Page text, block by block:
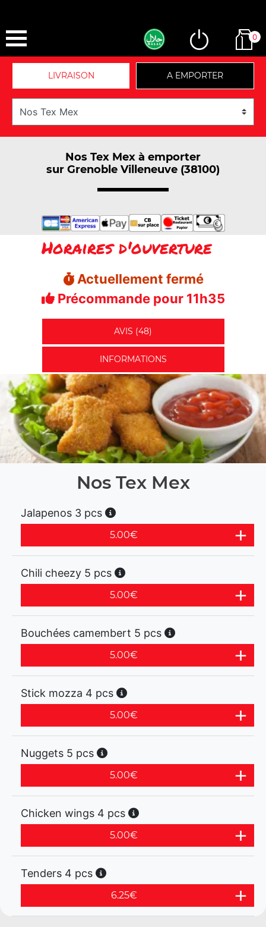
0
LIVRAISON A EMPORTER
Nos Tex Mex à emporter
sur Grenoble Villeneuve (38100)
Horaires d'ouverture
Actuellement fermé
Précommande pour 11h35
AVIS (48)
INFORMATIONS
Nos Tex Mex
Jalapenos 3 pcs
5.00€
Chili cheezy 5 pcs
5.00€
Bouchées camembert 5 pcs
5.00€
Stick mozza 4 pcs
5.00€
Nuggets 5 pcs
5.00€
Chicken wings 4 pcs
5.00€
Tenders 4 pcs
6.25€